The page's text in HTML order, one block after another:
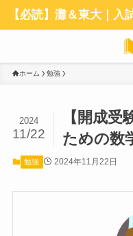
【必読】灘＆東大｜入
ホーム 勉強
【開成
ための数
2024
11/22
勉強 2024年11月22日